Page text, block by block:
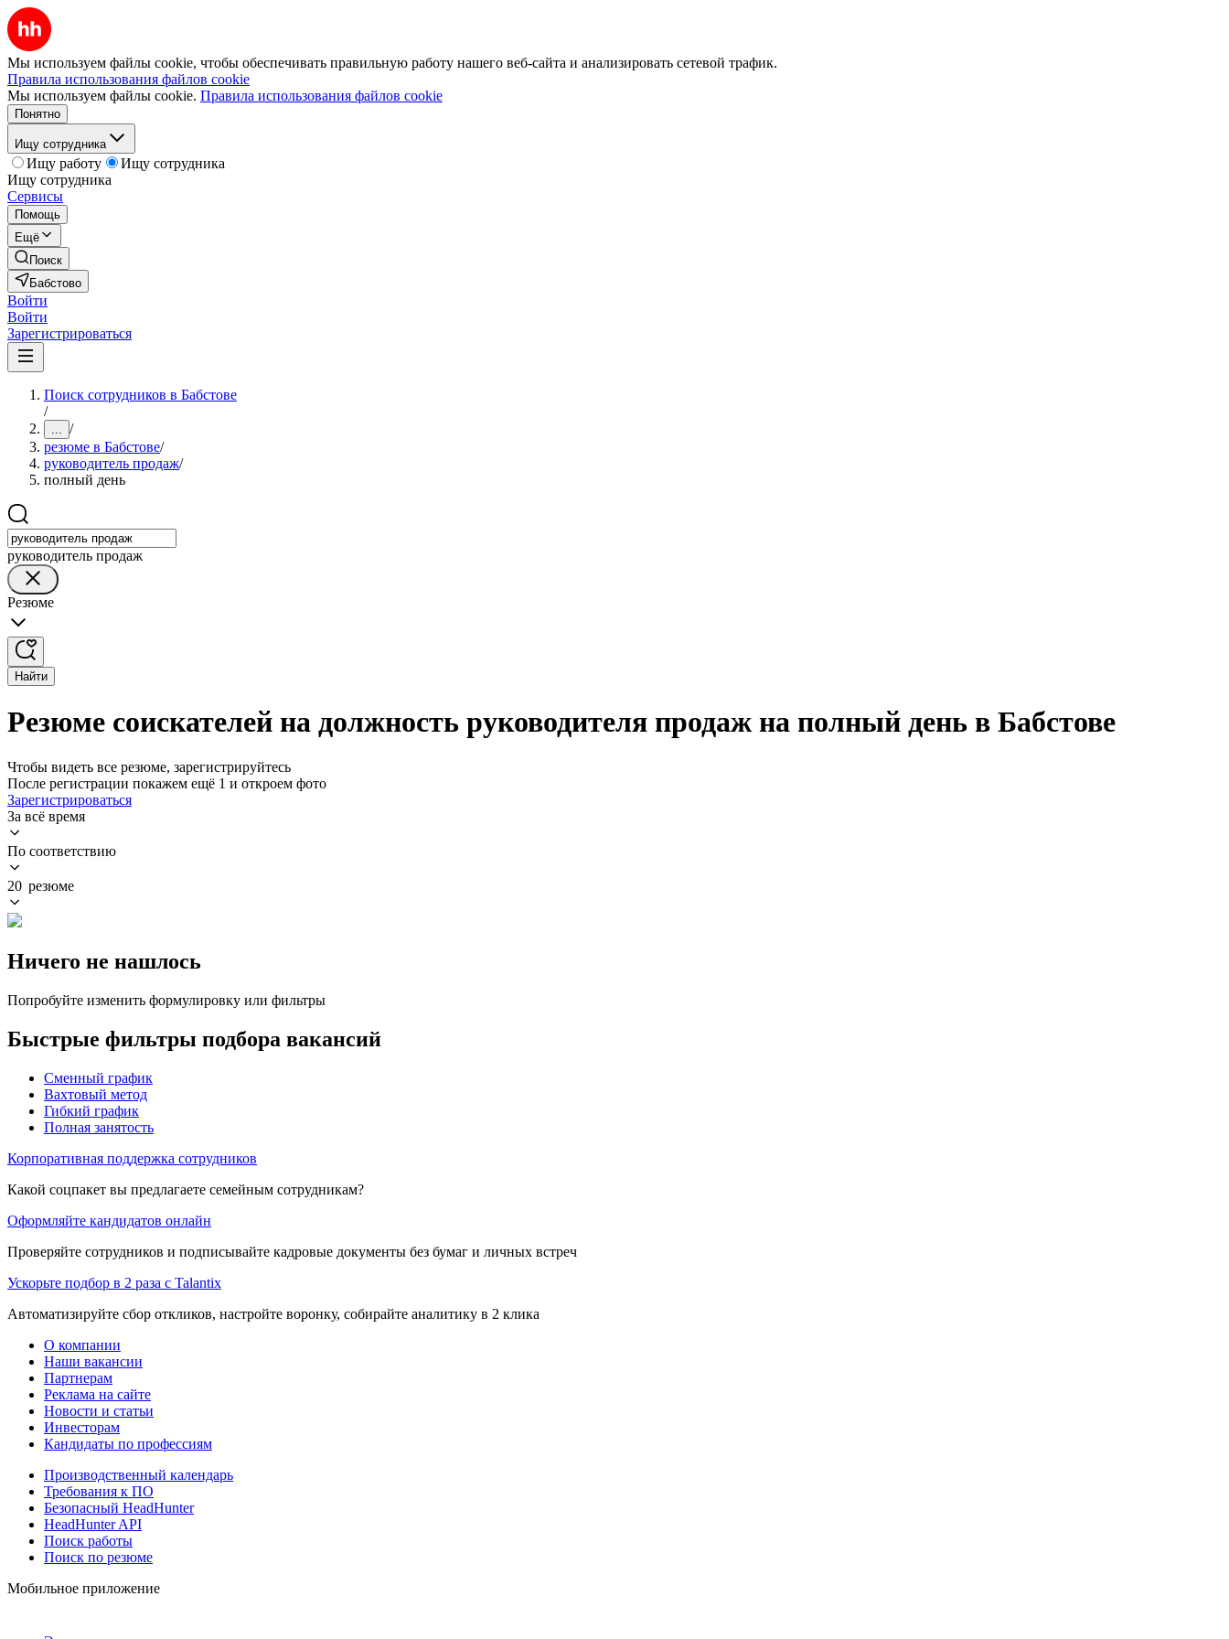
Мы используем файлы cookie, чтобы обеспечивать правильную работу нашего веб-сайта и анализировать сетевой трафик.
Правила использования файлов cookie
Мы используем файлы cookie. Правила использования файлов cookie
Понятно
Ищу сотрудника
Ищу работу
Ищу сотрудника
Ищу сотрудника
Сервисы
Помощь
Ещё
Поиск
Бабстово
Войти
Войти
Зарегистрироваться
Поиск сотрудников в Бабстове
/
... /
резюме в Бабстове/
руководитель продаж/
полный день
руководитель продаж
Резюме
Найти
Резюме соискателей на должность руководителя продаж на полный день в Бабстове
Чтобы видеть все резюме, зарегистрируйтесь
После регистрации покажем ещё 1 и откроем фото
Зарегистрироваться
За всё время
По соответствию
20 резюме
Ничего не нашлось
Попробуйте изменить формулировку или фильтры
Быстрые фильтры подбора вакансий
Сменный график
Вахтовый метод
Гибкий график
Полная занятость
Корпоративная поддержка сотрудников
Какой соцпакет вы предлагаете семейным сотрудникам?
Оформляйте кандидатов онлайн
Проверяйте сотрудников и подписывайте кадровые документы без бумаг и личных встреч
Ускорьте подбор в 2 раза с Talantix
Автоматизируйте сбор откликов, настройте воронку, собирайте аналитику в 2 клика
О компании
Наши вакансии
Партнерам
Реклама на сайте
Новости и статьи
Инвесторам
Кандидаты по профессиям
Производственный календарь
Требования к ПО
Безопасный HeadHunter
HeadHunter API
Поиск работы
Поиск по резюме
Мобильное приложение